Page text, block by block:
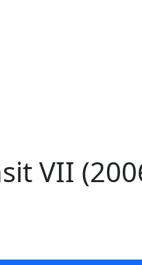
VII